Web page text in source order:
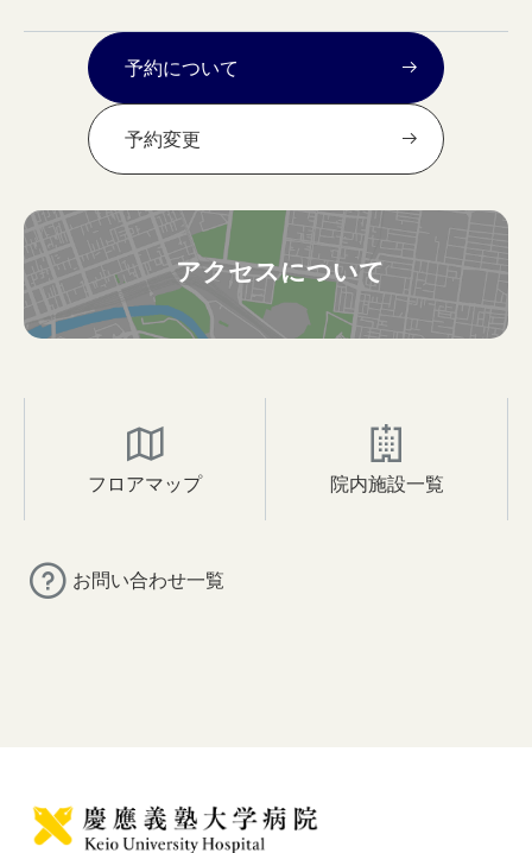
予約について
予約変更
アクセスについて
フロアマップ 院内施設一覧
お問い合わせ一覧